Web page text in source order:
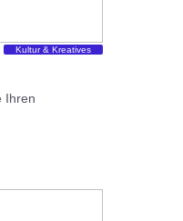
Kultur & Kreatives
Ihren